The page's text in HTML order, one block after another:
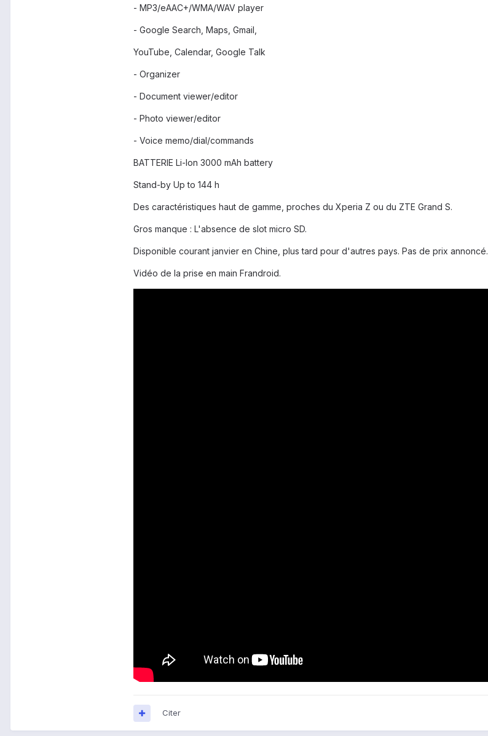
- MP3/eAAC+/WMA/WAV player
- Google Search, Maps, Gmail,
YouTube, Calendar, Google Talk
- Organizer
- Document viewer/editor
- Photo viewer/editor
- Voice memo/dial/commands
BATTERIE Li-Ion 3000 mAh battery
Stand-by Up to 144 h
Des caractéristiques haut de gamme, proches du Xperia Z ou du ZTE Grand S.
Gros manque : L'absence de slot micro SD.
Disponible courant janvier en Chine, plus tard pour d'autres pays. Pas de prix annoncé.
Vidéo de la prise en main Frandroid.
Citer